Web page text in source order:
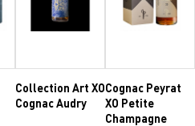
Collection Art XO
Cognac Audry
Cognac Peyrat
XO Petite
Champagne